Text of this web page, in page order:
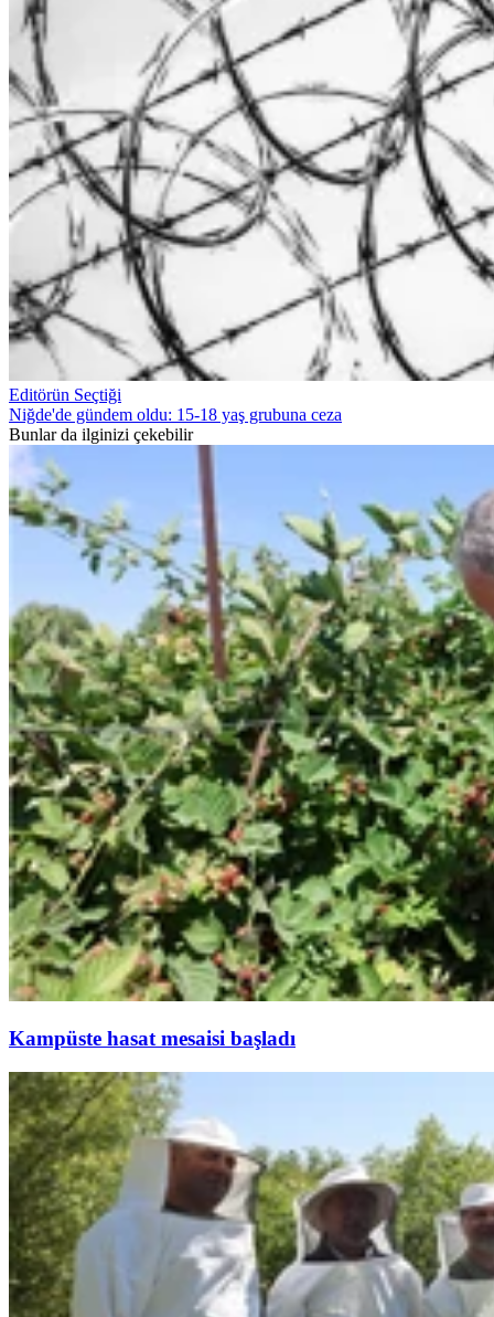
Editörün Seçtiği
Niğde'de gündem oldu: 15-18 yaş grubuna ceza
Bunlar da ilginizi çekebilir
Kampüste hasat mesaisi başladı